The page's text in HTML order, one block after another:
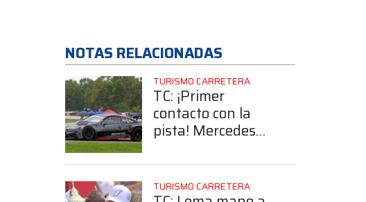
NOTAS RELACIONADAS
TURISMO CARRETERA
TC: ¡Primer
contacto con la
pista! Mercedes
Plata
TURISMO CARRETERA